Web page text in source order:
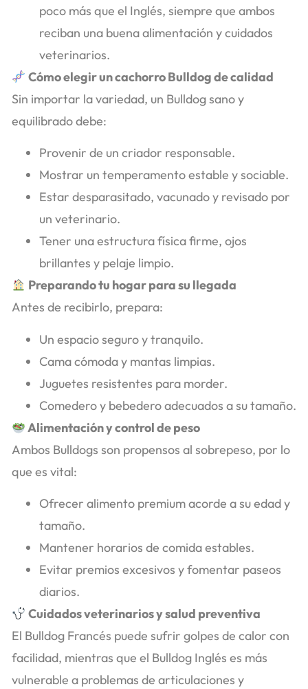
poco más que el Inglés, siempre que ambos
reciban una buena alimentación y cuidados
veterinarios.
Cómo elegir un cachorro Bulldog de calidad
Sin importar la variedad, un Bulldog sano y
equilibrado debe:
Provenir de un criador responsable.
Mostrar un temperamento estable y sociable.
Estar desparasitado, vacunado y revisado por
un veterinario.
Tener una estructura física firme, ojos
brillantes y pelaje limpio.
Preparando tu hogar para su llegada
Antes de recibirlo, prepara:
Un espacio seguro y tranquilo.
Cama cómoda y mantas limpias.
Juguetes resistentes para morder.
Comedero y bebedero adecuados a su tamaño.
Alimentación y control de peso
Ambos Bulldogs son propensos al sobrepeso, por lo
que es vital:
Ofrecer alimento premium acorde a su edad y
tamaño.
Mantener horarios de comida estables.
Evitar premios excesivos y fomentar paseos
diarios.
Cuidados veterinarios y salud preventiva
El Bulldog Francés puede sufrir golpes de calor con
facilidad, mientras que el Bulldog Inglés es más
vulnerable a problemas de articulaciones y